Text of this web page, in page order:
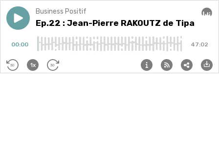
Play episodeEp.22 : Jean-Pierre RAKOUTZ de Tipa
Business Positif
Ep.22 : Jean-Pierre RAKOUTZ de Tipa
00:00 47:02
30 1x 30